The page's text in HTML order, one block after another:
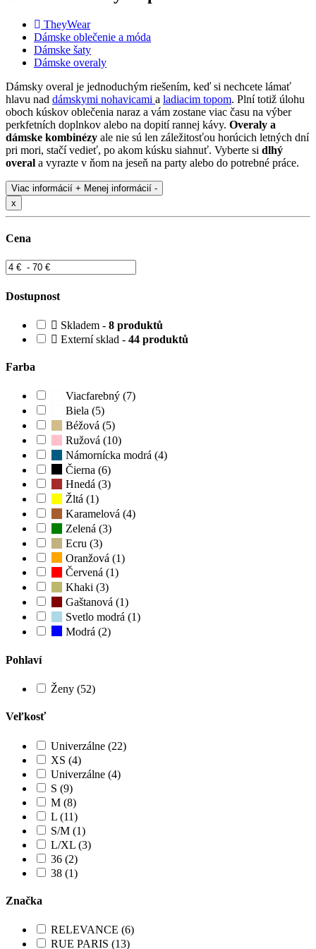
TheyWear
Dámske oblečenie a móda
Dámske šaty
Dámske overaly
Dámsky overal je jednoduchým riešením, keď si nechcete lámať
hlavu nad dámskymi nohavicami a ladiacim topom. Plní totiž úlohu
oboch kúskov oblečenia naraz a vám zostane viac času na výber
perkfetních doplnkov alebo na dopití rannej kávy. Overaly a
dámske kombinézy ale nie sú len záležitosťou horúcich letných dní
pri mori, stačí vedieť, po akom kúsku siahnuť. Vyberte si dlhý
overal a vyrazte v ňom na jeseň na party alebo do potrebné práce.
Viac informácií + Menej informácií -
x
Cena
Dostupnost
Skladem - 8 produktů
Externí sklad - 44 produktů
Farba
Viacfarebný (7)
Biela (5)
Béžová (5)
Ružová (10)
Námornícka modrá (4)
Čierna (6)
Hnedá (3)
Žltá (1)
Karamelová (4)
Zelená (3)
Ecru (3)
Oranžová (1)
Červená (1)
Khaki (3)
Gaštanová (1)
Svetlo modrá (1)
Modrá (2)
Pohlaví
Ženy (52)
Veľkosť
Univerzálne (22)
XS (4)
Univerzálne (4)
S (9)
M (8)
L (11)
S/M (1)
L/XL (3)
36 (2)
38 (1)
Značka
RELEVANCE (6)
RUE PARIS (13)